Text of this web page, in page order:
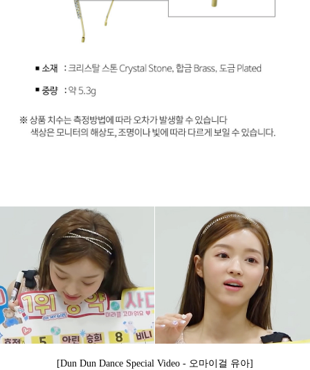
[Dun Dun Dance Special Video - 오마이걸 유아]